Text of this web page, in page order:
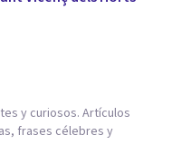
y curiosos. Artículos
frases célebres y